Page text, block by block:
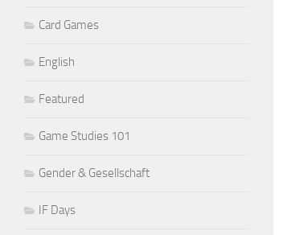
Card Games
English
Featured
Game Studies 101
Gender & Gesellschaft
IF Days